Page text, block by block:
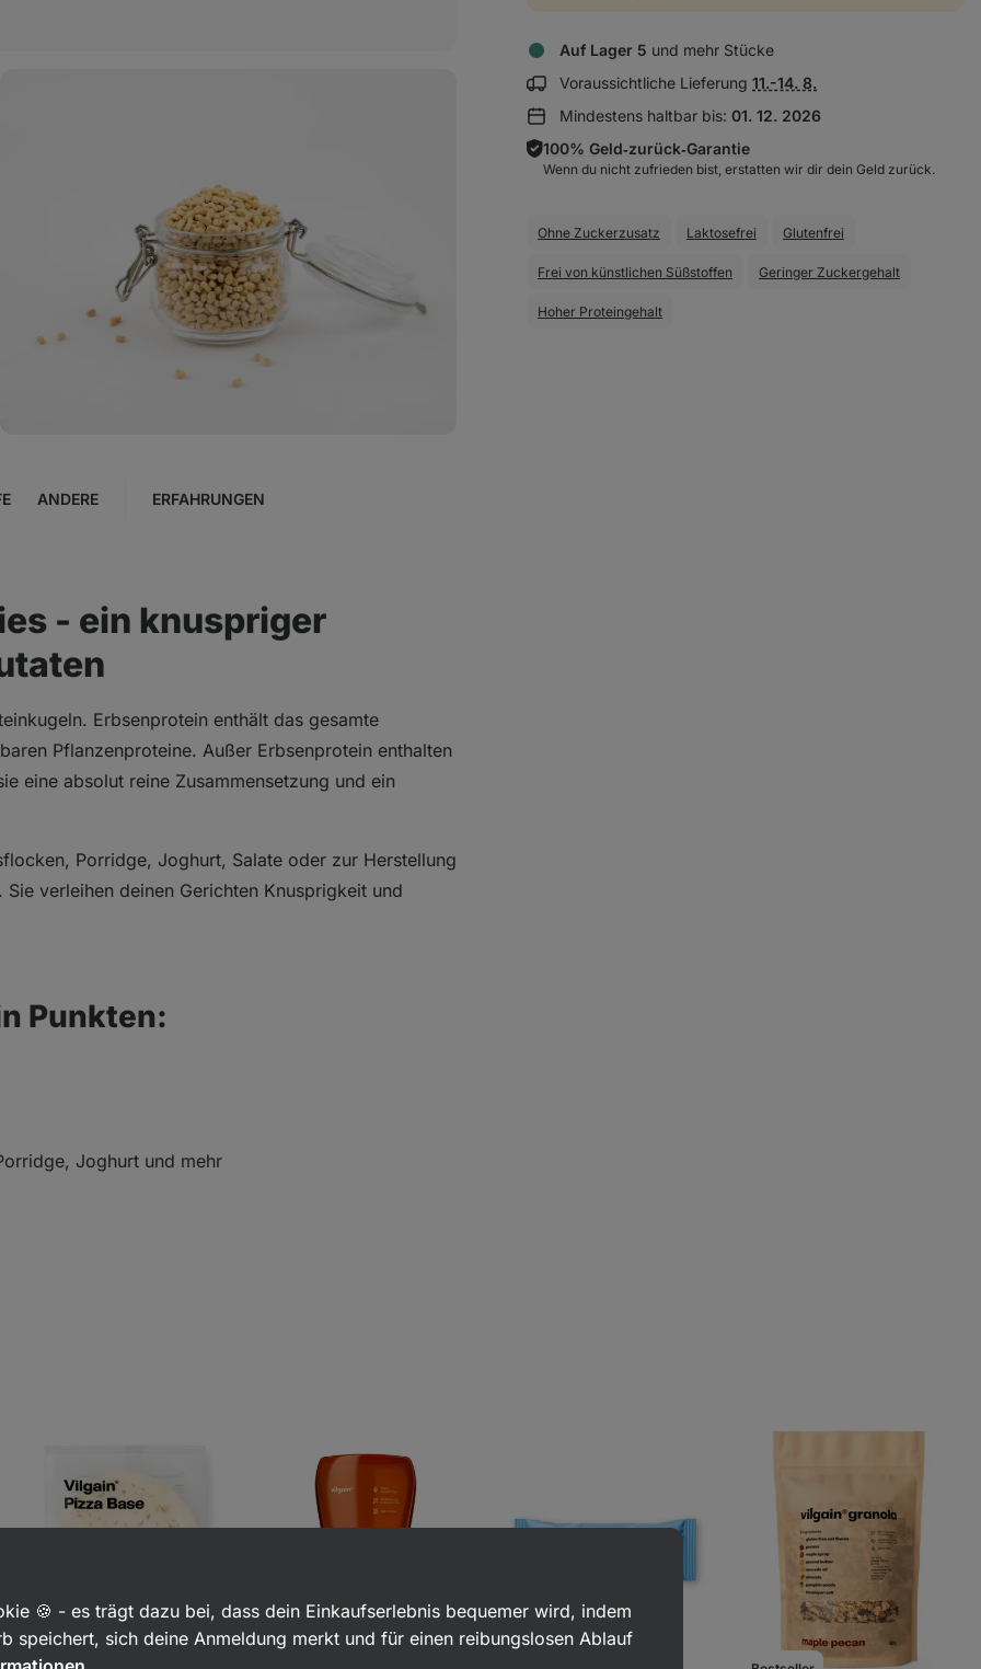
Auf Lager 5 und mehr Stücke
Voraussichtliche Lieferung Lieferinformationen
11.-14. 8.
Mindestens haltbar bis: 01. 12. 2026
100% Geld‑zurück‑Garantie
Wenn du nicht zufrieden bist, erstatten wir dir dein Geld zurück.
Ohne Zuckerzusatz Laktosefrei Glutenfrei
Frei von künstlichen Süßstoffen Geringer Zuckergehalt
Hoher Proteingehalt
ANDERE ERFAHRUNGEN
- ein knuspriger
Erbsenprotein enthält das gesamte
Pflanzenproteine. Außer Erbsenprotein enthalten
eine absolut reine Zusammensetzung und ein
Porridge, Joghurt, Salate oder zur Herstellung
verleihen deinen Gerichten Knusprigkeit und
Punkten:
Joghurt und mehr
🍪 - es trägt dazu bei, dass dein Einkaufserlebnis bequemer wird, indem
speichert, sich deine Anmeldung merkt und für einen reibungslosen Ablauf